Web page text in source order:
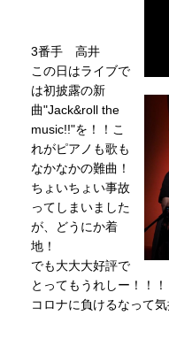
3番手 高井
この日はライブで
は初披露の新
曲"Jack&roll the
music!!"を！！こ
れがピアノも歌も
なかなかの難曲！
ちょいちょい事故
ってしまいました
が、どうにか着
地！
でも大大大好評で
とってもうれしー！！！
コロナに負けるなって